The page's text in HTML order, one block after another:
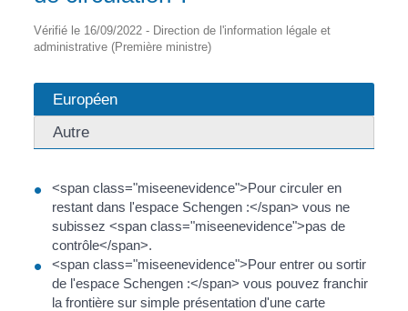
Vérifié le 16/09/2022 - Direction de l'information légale et
administrative (Première ministre)
Européen
Autre
<span class="miseenevidence">Pour circuler en
restant dans l'espace Schengen :</span> vous ne
subissez <span class="miseenevidence">pas de
contrôle</span>.
<span class="miseenevidence">Pour entrer ou sortir
de l'espace Schengen :</span> vous pouvez franchir
la frontière sur simple présentation d'une carte